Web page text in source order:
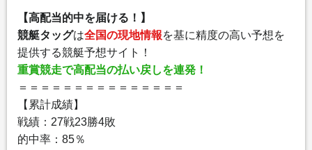
【高配当的中を届ける！】
競艇タッグは全国の現地情報を基に精度の高い予想を
提供する競艇予想サイト！
重賞競走で高配当の払い戻しを連発！
＝＝＝＝＝＝＝＝＝＝＝＝＝＝＝
【累計成績】
戦績：27戦23勝4敗
的中率：85％